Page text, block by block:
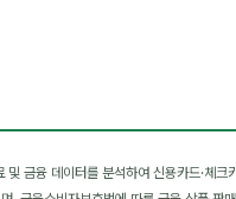
및 금융 데이터를 분석하여 신용카드·체크